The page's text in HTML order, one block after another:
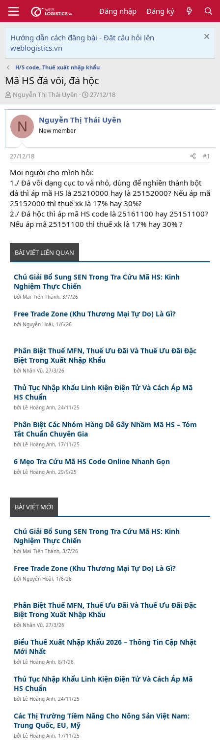
Đăng nhập Đăng ký
Hướng dẫn cách đăng bài - Đặt câu hỏi lên
weblogistics.vn
H/S code, Thuế xuất nhập khẩu
Mã HS đá vôi, đá hộc
T
h
r
e
d
s
t
a
r
t
e
r
Nguyễn Thị Thái Uyên
N
g
à
y
i
27/12/18
N Nguyễn Thị Thái Uyên
New member
27/12/18 #1
Mọi người cho mình hỏi:
1./ Đá vôi dạng cục to và nhỏ, dùng để nghiền thành bột
đá thì áp mã HS là 25210000 hay là 25152000? Nếu áp mã
25152000 thì thuế xk là 17% hay 30%?
2./ Đá hộc thì áp mã HS code là 25161100 hay 25151100?
Nếu áp mã 25151100 thì thuế xk là 17% hay 30% ?
BÀI VIẾT LIÊN QUAN
Chú Giải Bổ Sung SEN Trong Tra Cứu Mã HS: Kinh
Nghiệm Thực Chiến
bởi Mai Tiến Thành,3/7/26
Free Trade Zone (Khu Thương Mại Tự Do) Là Gì?
bởi Nguyễn Hoài, 1/6/26
Phân Biệt Thuế MFN, Thuế Ưu Đãi Và Thuế Ưu Đãi Đặc
Biệt Trong Xuất Nhập Khẩu
bởi Nhân Vũ, 27/3/26
Thủ Tục Nhập Khẩu Linh Kiện Điện Tử Và Cách Áp Mã
HS Chuẩn
bởi Lê Hoàng Anh, 24/11/25
Phân Biệt Các Nhóm Hàng Dễ Gây Nhầm Mã HS – Tóm
Tắt Chuẩn Chuyên Gia
bởi Lê Hoàng Anh, 17/11/25
6 Mẹo Tra Cứu Mã HS Code Online Nhanh Gọn
bởi Lê Hoàng Anh, 29/9/25
BÀI VIẾT MỚI
Chú Giải Bổ Sung SEN Trong Tra Cứu Mã HS: Kinh
Nghiệm Thực Chiến
bởi Mai Tiến Thành,3/7/26
Free Trade Zone (Khu Thương Mại Tự Do) Là Gì?
bởi Nguyễn Hoài, 1/6/26
Phân Biệt Thuế MFN, Thuế Ưu Đãi Và Thuế Ưu Đãi Đặc
Biệt Trong Xuất Nhập Khẩu
bởi Nhân Vũ, 27/3/26
Biểu Thuế Xuất Nhập Khẩu 2026 – Thông Tin Cập Nhật
Mới Nhất
bởi Lê Hoàng Anh,8/1/26
Thủ Tục Nhập Khẩu Linh Kiện Điện Tử Và Cách Áp Mã
HS Chuẩn
bởi Lê Hoàng Anh, 24/11/25
Các Thị Trường Tiềm Năng Cho Nông Sản Việt Nam:
Trung Quốc, EU, Mỹ
bởi Lê Hoàng Anh, 17/11/25